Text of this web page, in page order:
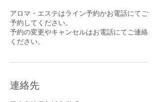
アロマ・エステはライン予約かお電話にてご
予約してください。
予約の変更やキャンセルはお電話にてご連絡
連絡先